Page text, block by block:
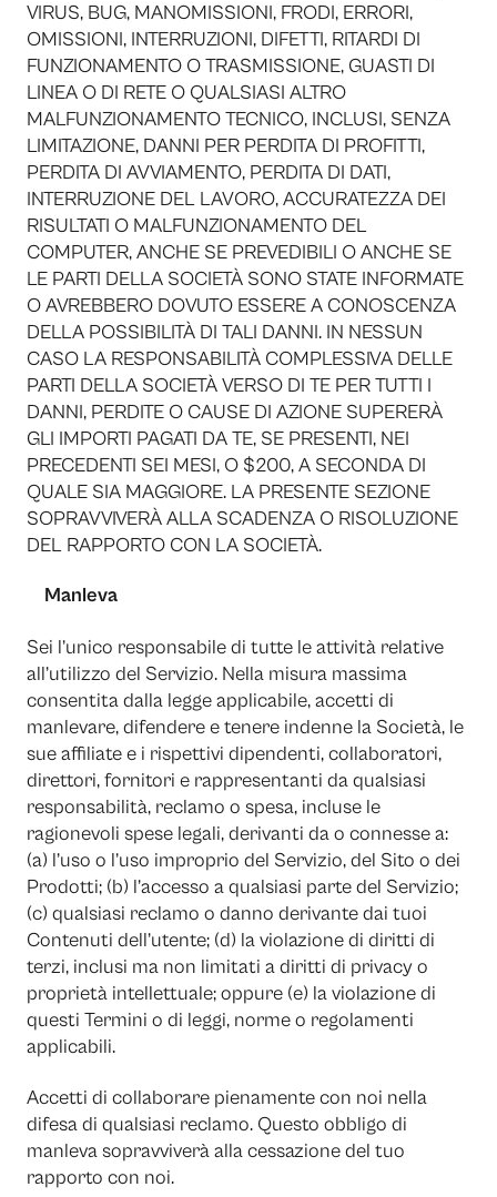
VIRUS, BUG, MANOMISSIONI, FRODI, ERRORI,
OMISSIONI, INTERRUZIONI, DIFETTI, RITARDI DI
FUNZIONAMENTO O TRASMISSIONE, GUASTI DI
LINEA O DI RETE O QUALSIASI ALTRO
MALFUNZIONAMENTO TECNICO, INCLUSI, SENZA
LIMITAZIONE, DANNI PER PERDITA DI PROFITTI,
PERDITA DI AVVIAMENTO, PERDITA DI DATI,
INTERRUZIONE DEL LAVORO, ACCURATEZZA DEI
RISULTATI O MALFUNZIONAMENTO DEL
COMPUTER, ANCHE SE PREVEDIBILI O ANCHE SE
LE PARTI DELLA SOCIETÀ SONO STATE INFORMATE
O AVREBBERO DOVUTO ESSERE A CONOSCENZA
DELLA POSSIBILITÀ DI TALI DANNI. IN NESSUN
CASO LA RESPONSABILITÀ COMPLESSIVA DELLE
PARTI DELLA SOCIETÀ VERSO DI TE PER TUTTI I
DANNI, PERDITE O CAUSE DI AZIONE SUPERERÀ
GLI IMPORTI PAGATI DA TE, SE PRESENTI, NEI
PRECEDENTI SEI MESI, O $200, A SECONDA DI
QUALE SIA MAGGIORE. LA PRESENTE SEZIONE
SOPRAVVIVERÀ ALLA SCADENZA O RISOLUZIONE
DEL RAPPORTO CON LA SOCIETÀ.
Manleva
Sei l’unico responsabile di tutte le attività relative
all’utilizzo del Servizio. Nella misura massima
consentita dalla legge applicabile, accetti di
manlevare, difendere e tenere indenne la Società, le
sue affiliate e i rispettivi dipendenti, collaboratori,
direttori, fornitori e rappresentanti da qualsiasi
responsabilità, reclamo o spesa, incluse le
ragionevoli spese legali, derivanti da o connesse a:
(a) l’uso o l’uso improprio del Servizio, del Sito o dei
Prodotti; (b) l’accesso a qualsiasi parte del Servizio;
(c) qualsiasi reclamo o danno derivante dai tuoi
Contenuti dell’utente; (d) la violazione di diritti di
terzi, inclusi ma non limitati a diritti di privacy o
proprietà intellettuale; oppure (e) la violazione di
questi Termini o di leggi, norme o regolamenti
applicabili.
Accetti di collaborare pienamente con noi nella
difesa di qualsiasi reclamo. Questo obbligo di
manleva sopravviverà alla cessazione del tuo
rapporto con noi.